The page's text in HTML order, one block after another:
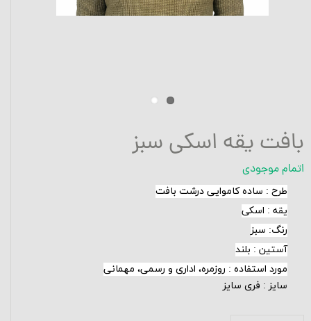
بافت یقه اسکی سبز
اتمام موجودی
طرح : ساده کاموایی درشت بافت
یقه : اسکی
رنگ: سبز
آستین : بلند
مورد استفاده : روزمره، اداری و رسمی، مهمانی
سایز : فری سایز